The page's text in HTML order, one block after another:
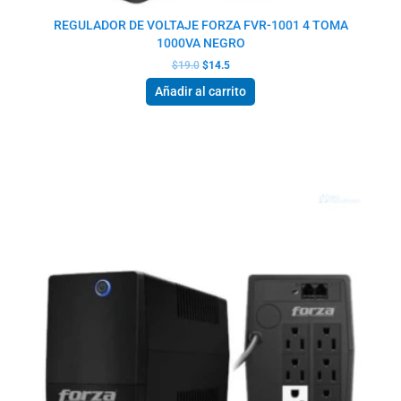
REGULADOR DE VOLTAJE FORZA FVR-1001 4 TOMA
1000VA NEGRO
$19.0 $14.5
Añadir al carrito